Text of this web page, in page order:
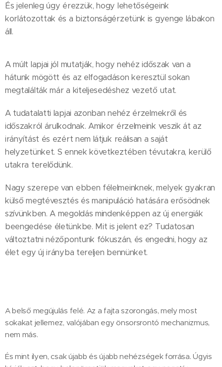
És jelenleg úgy érezzük, hogy lehetőségeink
korlátozottak és a biztonságérzetünk is gyenge lábakon
áll.
A múlt lapjai jól mutatják, hogy nehéz időszak van a
hátunk mögött és az elfogadáson keresztül sokan
megtalálták már a kiteljesedéshez vezető utat.
A tudatalatti lapjai azonban nehéz érzelmekről és
időszakról árulkodnak. Amikor érzelmeink veszik át az
irányítást és ezért nem látjuk reálisan a saját
helyzetünket. S ennek következtében tévutakra, kerülő
utakra terelődünk.
Nagy szerepe van ebben félelmeinknek, melyek gyakran
külső megtévesztés és manipuláció hatására erősödnek
szívünkben. A megoldás mindenképpen az új energiák
beengedése életünkbe. Mit is jelent ez? Tudatosan
változtatni nézőpontunk fókuszán, és engedni, hogy az
élet egy új irányba tereljen bennünket.
A belső megújulás felé. Az a fajta szorongás, mely most
sokakat jellemez, valójában egy önsorsrontó mechanizmus,
nem más.
És mint ilyen, csak újabb és újabb nehézségek forrása. Úgyis